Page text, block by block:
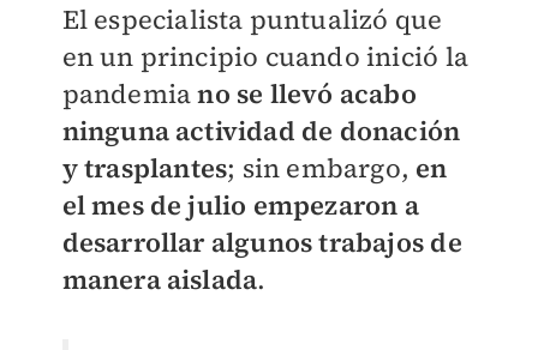
El especialista puntualizó que
en un principio cuando inició la
pandemiano se llevó acabo
ninguna actividad de donación
y trasplantes; sin embargo, en
el mes de julio empezaron a
desarrollar algunos trabajos de
manera aislada.